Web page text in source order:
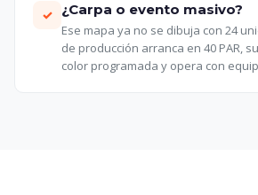
✓ ¿Carpa o evento masivo?
Ese mapa ya no se dibuja con 24
de producción arranca en 40 PAR,
color programada y opera con